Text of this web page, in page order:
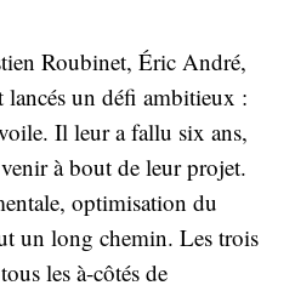
Roubinet, Éric André,
un défi ambitieux :
Il leur a fallu six ans,
à bout de leur projet.
optimisation du
un long chemin. Les trois
les à-côtés de